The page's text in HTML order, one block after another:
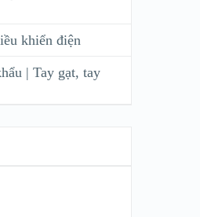
khiển điện
| Tay gạt, tay